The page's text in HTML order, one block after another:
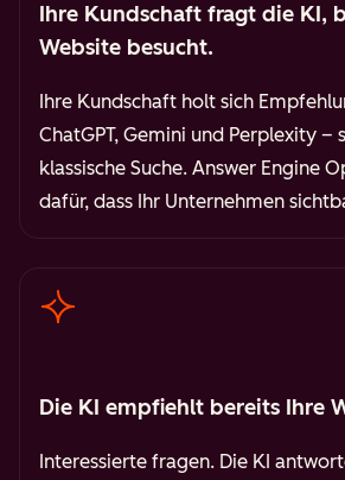
Ihre Kundschaft fragt die KI,
Website besucht.
Ihre Kundschaft holt sich
ChatGPT, Gemini und Perplexity –
klassische Suche. Answer Engine
dafür, dass Ihr Unternehmen
Die KI empfiehlt bereits Ihre
Interessierte fragen. Die KI